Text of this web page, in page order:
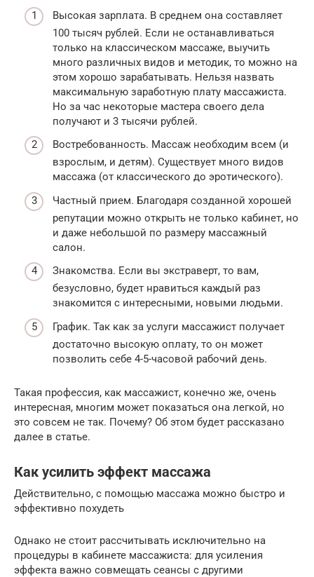
Высокая зарплата. В среднем она составляет
100 тысяч рублей. Если не останавливаться
только на классическом массаже, выучить
много различных видов и методик, то можно на
этом хорошо зарабатывать. Нельзя назвать
максимальную заработную плату массажиста.
Но за час некоторые мастера своего дела
получают и 3 тысячи рублей.
Востребованность. Массаж необходим всем (и
взрослым, и детям). Существует много видов
массажа (от классического до эротического).
Частный прием. Благодаря созданной хорошей
репутации можно открыть не только кабинет, но
и даже небольшой по размеру массажный
салон.
Знакомства. Если вы экстраверт, то вам,
безусловно, будет нравиться каждый раз
знакомится с интересными, новыми людьми.
График. Так как за услуги массажист получает
достаточно высокую оплату, то он может
позволить себе 4-5-часовой рабочий день.
Такая профессия, как массажист, конечно же, очень
интересная, многим может показаться она легкой, но
это совсем не так. Почему? Об этом будет рассказано
далее в статье.
Как усилить эффект массажа
Действительно, с помощью массажа можно быстро и
эффективно похудеть
Однако не стоит рассчитывать исключительно на
процедуры в кабинете массажиста: для усиления
эффекта важно совмещать сеансы с другими